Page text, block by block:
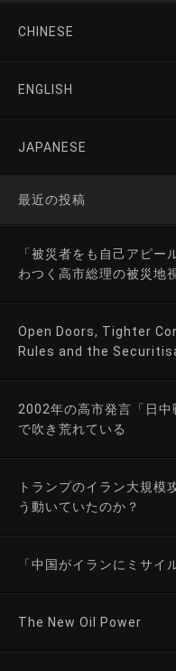
CHINESE
ENGLISH
JAPANESE
最近の投稿
「被災者をも自己アピ
わつく高市総理の被災地
Open Doors, Tighter
Rules and the
2002年の高市発言「日
で吹き荒れている
トランプのイラン大規模
う動いていたのか？
「中国がイランにミサイ
The New Oil Power